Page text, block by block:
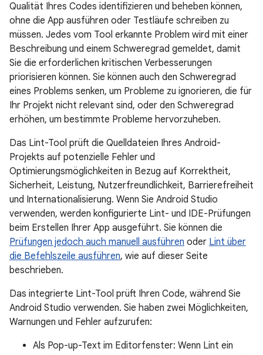
Qualität Ihres Codes identifizieren und beheben können,
ohne die App ausführen oder Testläufe schreiben zu
müssen. Jedes vom Tool erkannte Problem wird mit einer
Beschreibung und einem Schweregrad gemeldet, damit
Sie die erforderlichen kritischen Verbesserungen
priorisieren können. Sie können auch den Schweregrad
eines Problems senken, um Probleme zu ignorieren, die für
Ihr Projekt nicht relevant sind, oder den Schweregrad
erhöhen, um bestimmte Probleme hervorzuheben.
Das Lint-Tool prüft die Quelldateien Ihres Android-
Projekts auf potenzielle Fehler und
Optimierungsmöglichkeiten in Bezug auf Korrektheit,
Sicherheit, Leistung, Nutzerfreundlichkeit, Barrierefreiheit
und Internationalisierung. Wenn Sie Android Studio
verwenden, werden konfigurierte Lint- und IDE-Prüfungen
beim Erstellen Ihrer App ausgeführt. Sie können die
Prüfungen jedoch auch manuell ausführen oder Lint über
die Befehlszeile ausführen, wie auf dieser Seite
beschrieben.
Das integrierte Lint-Tool prüft Ihren Code, während Sie
Android Studio verwenden. Sie haben zwei Möglichkeiten,
Warnungen und Fehler aufzurufen:
Als Pop-up-Text im Editorfenster: Wenn Lint ein